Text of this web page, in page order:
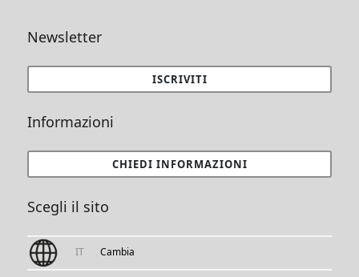
Newsletter
ISCRIVITI
Informazioni
CHIEDI INFORMAZIONI
Scegli il sito
IT Cambia